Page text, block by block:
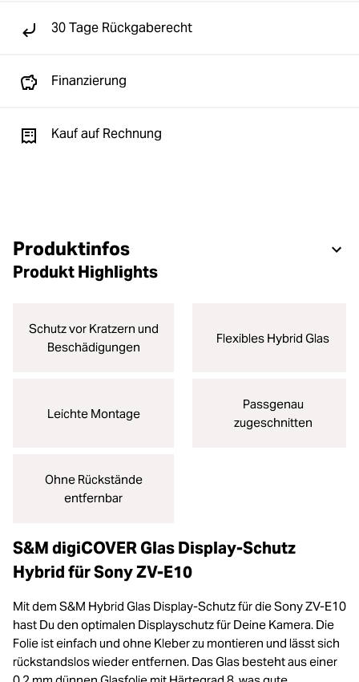
30 Tage Rückgaberecht
Finanzierung
Kauf auf Rechnung
Produktinfos
Produkt Highlights
Schutz vor Kratzern und
Beschädigungen
Flexibles Hybrid Glas
Leichte Montage
Passgenau
zugeschnitten
Ohne Rückstände
entfernbar
S&M digiCOVER Glas Display-Schutz
Hybrid für Sony ZV-E10
Mit dem S&M Hybrid Glas Display-Schutz für die Sony ZV-E10
hast Du den optimalen Displayschutz für Deine Kamera. Die
Folie ist einfach und ohne Kleber zu montieren und lässt sich
rückstandslos wieder entfernen. Das Glas besteht aus einer